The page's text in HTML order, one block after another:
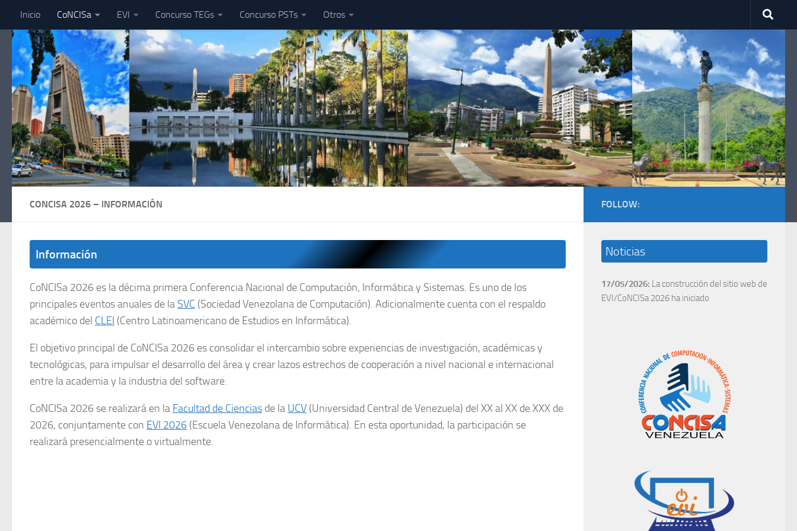
Skip to content
Inicio CoNCISa EVI Concurso TEGs Concurso PSTs Otros
CONCISA 2026 – INFORMACIÓN
Información
CoNCISa 2026 es la décima primera Conferencia Nacional de Computación, Informática y Sistemas. Es uno de los
principales eventos anuales de la SVC (Sociedad Venezolana de Computación). Adicionalmente cuenta con el respaldo
académico del CLEI (Centro Latinoamericano de Estudios en Informática).
El objetivo principal de CoNCISa 2026 es consolidar el intercambio sobre experiencias de investigación, académicas y
tecnológicas, para impulsar el desarrollo del área y crear lazos estrechos de cooperación a nivel nacional e internacional
entre la academia y la industria del software.
CoNCISa 2026 se realizará en la Facultad de Ciencias de la UCV (Universidad Central de Venezuela) del XX al XX de XXX de
2026, conjuntamente con EVI 2026 (Escuela Venezolana de Informática). En esta oportunidad, la participación se
realizará presencialmente o virtualmente.
FOLLOW:
Noticias
17/05/2026: La construcción del sitio web de
EVI/CoNCISa 2026 ha iniciado